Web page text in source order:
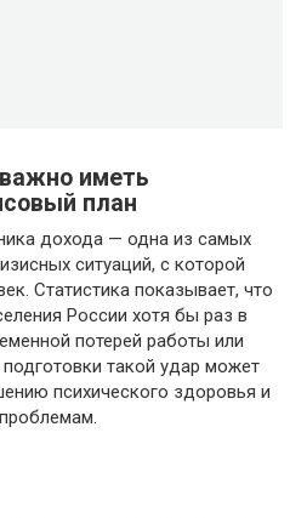
иметь
план
дохода — одна из самых
ситуаций, с которой
Статистика показывает, что
России хотя бы раз в
потерей работы или
такой удар может
психического здоровья и